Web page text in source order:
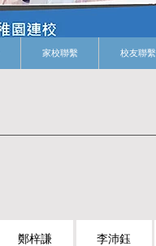
家校聯繫 校友聯繫
鄭梓謙
李沛鈺